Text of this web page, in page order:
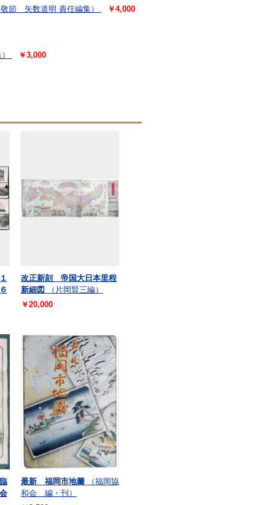
敬節 矢数道明 責任編集）
￥4,000
￥3,000
改正新刻 帝国大日本里程
新細図
（片岡賢三編）
￥20,000
最新 福岡市地圖
（福岡協
和会 編・刊）